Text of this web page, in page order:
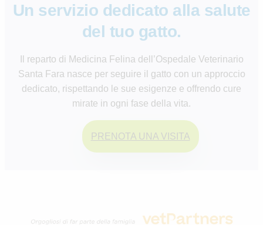
Un servizio dedicato alla salute
del tuo gatto.
Il reparto di Medicina Felina dell’Ospedale Veterinario
Santa Fara nasce per seguire il gatto con un approccio
dedicato, rispettando le sue esigenze e offrendo cure
mirate in ogni fase della vita.
PRENOTA UNA VISITA